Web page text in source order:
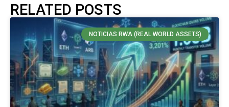
RELATED POSTS
NOTICIAS RWA (REAL WORLD ASSETS)